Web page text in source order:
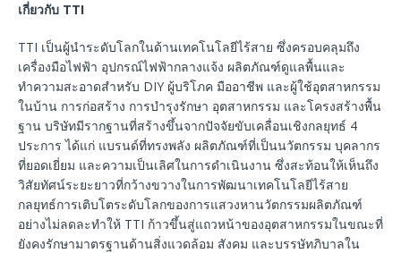
เกี่ยวกับ TTI
TTI เป็นผู้นำระดับโลกในด้านเทคโนโลยีไร้สาย ซึ่งครอบคลุมถึง
เครื่องมือไฟฟ้า อุปกรณ์ไฟฟ้ากลางแจ้ง ผลิตภัณฑ์ดูแลพื้นและ
ทำความสะอาดสำหรับ DIY ผู้บริโภค มืออาชีพ และผู้ใช้อุตสาหกรรม
ในบ้าน การก่อสร้าง การบำรุงรักษา อุตสาหกรรม และโครงสร้างพื้น
ฐาน บริษัทมีรากฐานที่สร้างขึ้นจากปัจจัยขับเคลื่อนเชิงกลยุทธ์ 4
ประการ ได้แก่ แบรนด์ที่ทรงพลัง ผลิตภัณฑ์ที่เป็นนวัตกรรม บุคลากร
ที่ยอดเยี่ยม และความเป็นเลิศในการดำเนินงาน ซึ่งสะท้อนให้เห็นถึง
วิสัยทัศน์ระยะยาวที่กว้างขวางในการพัฒนาเทคโนโลยีไร้สาย
กลยุทธ์การเติบโตระดับโลกของการแสวงหานวัตกรรมผลิตภัณฑ์
อย่างไม่ลดละทำให้ TTI ก้าวขึ้นสู่แถวหน้าของอุตสาหกรรมในขณะที่
ยังคงรักษามาตรฐานด้านสิ่งแวดล้อม สังคม และบรรษัทภิบาลใน